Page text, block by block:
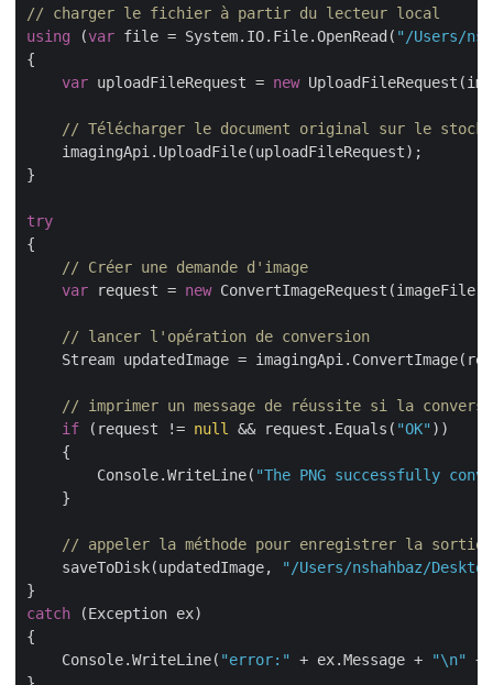
// charger le fichier à partir du lecteur local
using (var file = System.IO.File.OpenRead( "/Users/
{
var uploadFileRequest = new
// Télécharger le document original sur le
    imagingApi.UploadFile(uploadFileRequest);
}
try
{
// Créer une demande d'image
var request = new
// lancer l'opération de conversion
Stream updatedImage =
// imprimer un message de réussite si la
if (request != null && request.Equals( "OK" ))
    {
        Console.WriteLine(
"The PNG successfully
    }
// appeler la méthode pour enregistrer la sortie
    saveToDisk(updatedImage,
"/Users/nshahbaz/
catch (Exception ex)
{
    Console.WriteLine(
"error:" + ex.Message + "\n"
+